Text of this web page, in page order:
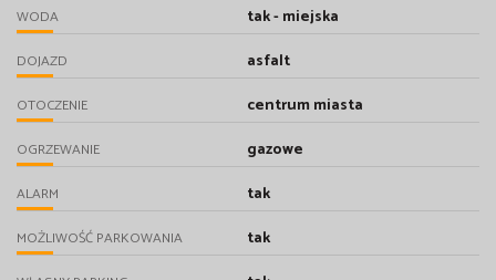
WODA tak - miejska
DOJAZD asfalt
OTOCZENIE centrum miasta
OGRZEWANIE gazowe
ALARM tak
MOŻLIWOŚĆ PARKOWANIA tak